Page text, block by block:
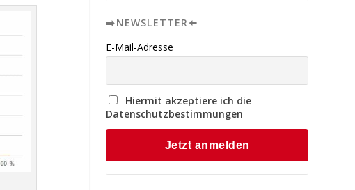
➡️NEWSLETTER⬅️
E-Mail-Adresse
Hiermit akzeptiere ich die
Datenschutzbestimmungen